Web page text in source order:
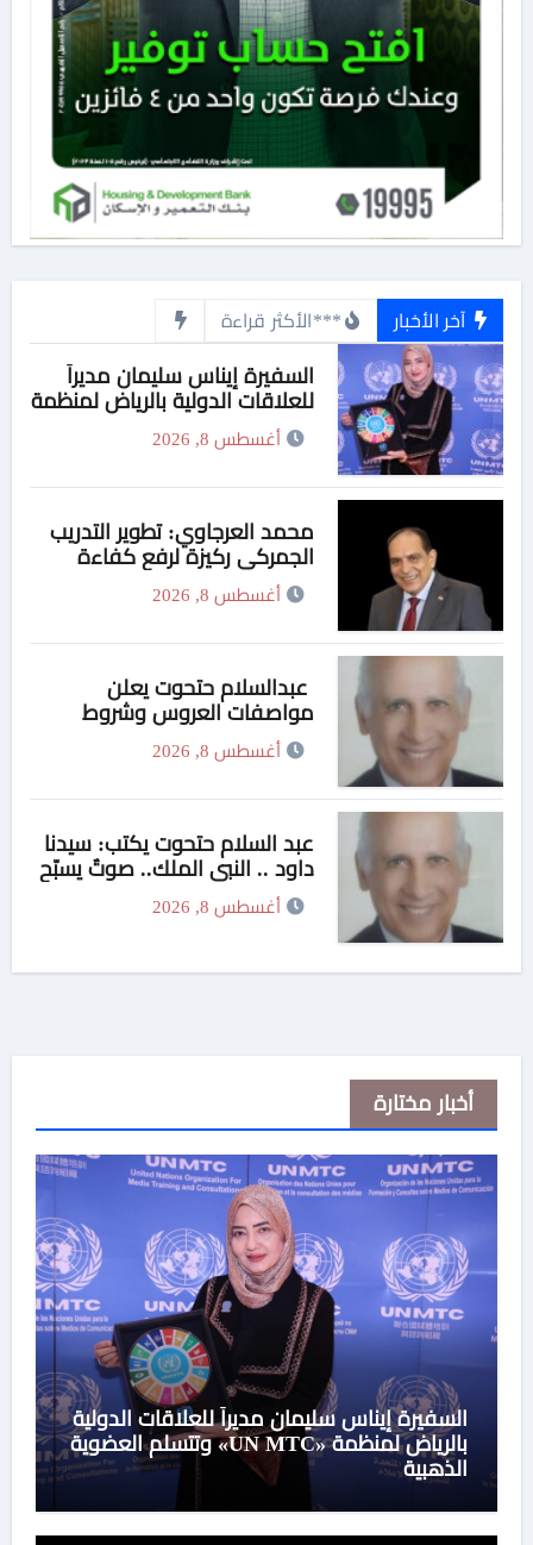
آخر الأخبار ***الأكثر قراءة
السفيرة إيناس سليمان مديراً
للعلاقات الدولية بالرياض لمنظمة
الذهبية
أغسطس 8, 2026
محمد العرجاوي: تطوير التدريب
الجمركي ركيزة لرفع كفاءة
المستخلصين ودعم التنافسية
أغسطس 8, 2026
عبدالسلام حتحوت يعلن
مواصفات العروس وشروط
الزواج: «الموبايل خطين..
والمقابلة ساعة كل أسبوع»
أغسطس 8, 2026
عبد السلام حتحوت يكتب: سيدنا
داود .. النبي الملك.. صوتٌ يسبّح
معه الكون وحديدٌ يلين بين
يديه(3)
أغسطس 8, 2026
أخبار مختارة
السفيرة إيناس سليمان مديراً للعلاقات الدولية
بالرياض لمنظمة «UN MTC» وتتسلم العضوية
الذهبية